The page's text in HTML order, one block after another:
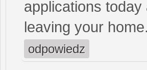
applications
leaving your home.
odpowiedz